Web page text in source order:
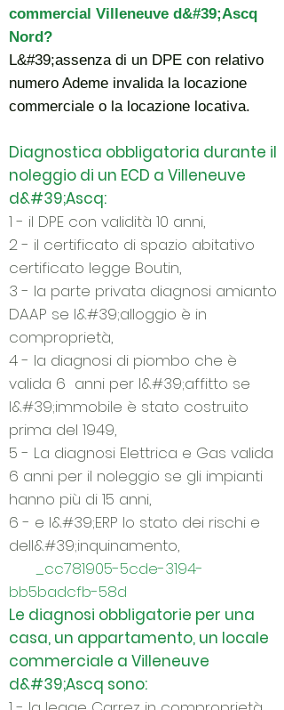
commercial Villeneuve d&#39;Ascq
Nord?
L&#39;assenza di un DPE con relativo
numero Ademe invalida la locazione
commerciale o la locazione locativa.
Diagnostica obbligatoria durante il
noleggio di un ECD a Villeneuve
d&#39;Ascq:
1 - il DPE con validità 10 anni,
2 - il certificato di spazio abitativo
certificato legge Boutin,
3 - la parte privata diagnosi amianto
DAAP se l&#39;alloggio è in
comproprietà,
4 - la diagnosi di piombo che è
valida 6 anni per l&#39;affitto se
l&#39;immobile è stato costruito
prima del 1949,
5 - La diagnosi Elettrica e Gas valida
6 anni per il noleggio se gli impianti
hanno più di 15 anni,
6 - e l&#39;ERP lo stato dei rischi e
dell&#39;inquinamento,
_cc781905-5cde-3194-
bb5badcfb-58d
Le diagnosi obbligatorie per una
casa, un appartamento, un locale
commerciale a Villeneuve
d&#39;Ascq sono: